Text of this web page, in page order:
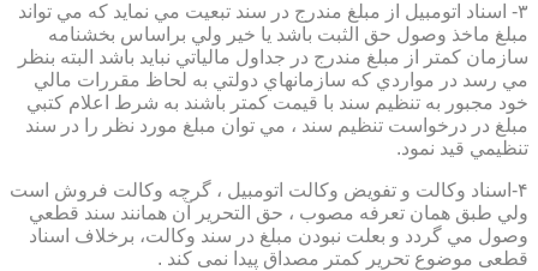
۳- اسناد اتومبيل از مبلغ مندرج در سند تبعيت مي نمايد كه مي تواند
مبلغ ماخذ وصول حق الثبت باشد يا خير ولي براساس بخشنامه
سازمان كمتر از مبلغ مندرج در جداول مالياتي نبايد باشد البته بنظر
مي رسد در مواردي كه سازمانهاي دولتي به لحاظ مقررات مالي
خود مجبور به تنظيم سند با قيمت كمتر باشند به شرط اعلام كتبي
مبلغ در درخواست تنظيم سند ، مي توان مبلغ مورد نظر را در سند
تنظيمي قيد نمود.
۴-اسناد وكالت و تفويض وكالت اتومبيل ، گرچه وكالت فروش است
ولي طبق همان تعرفه مصوب ، حق التحرير آن همانند سند قطعي
وصول مي گردد و بعلت نبودن مبلغ در سند وكالت، برخلاف اسناد
قطعی موضوع تحریر کمتر مصداق پیدا نمی کند .